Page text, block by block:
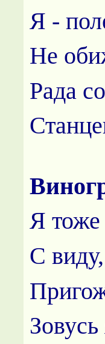
Я -
Не
Рада
Я тоже
С